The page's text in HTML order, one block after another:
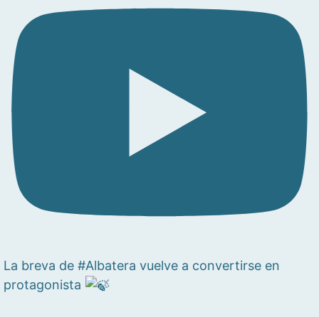
La breva de #Albatera vuelve a convertirse en
protagonista